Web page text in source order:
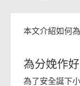
本文介紹如何
為分娩作
為了安全誕下